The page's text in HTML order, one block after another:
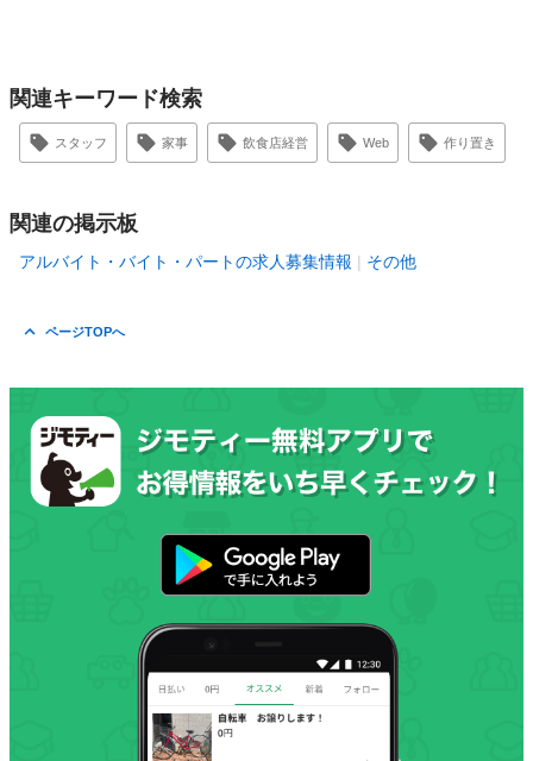
関連キーワード検索
スタッフ 家事 飲食店経営 Web 作り置き
関連の掲示板
アルバイト・バイト・パートの求人募集情報 その他
ページTOPへ